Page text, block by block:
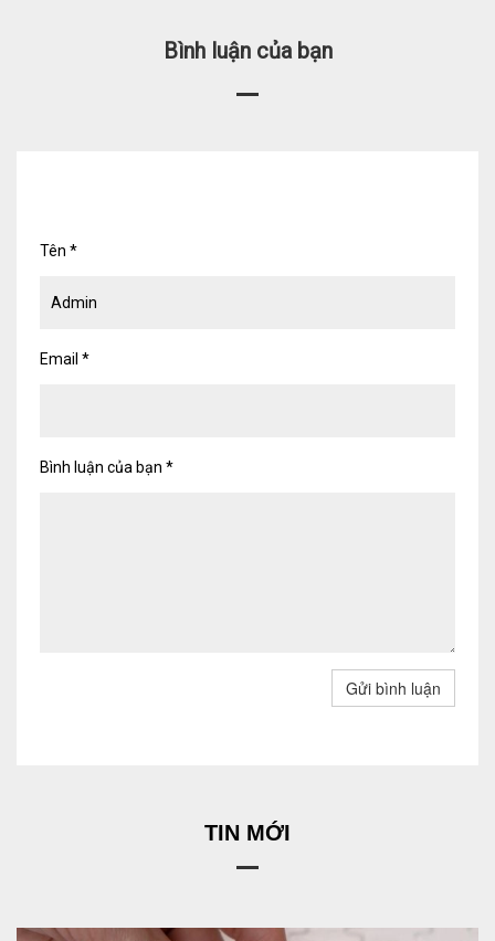
Bình luận của bạn
Tên *
Email *
Bình luận của bạn *
Gửi bình luận
TIN MỚI